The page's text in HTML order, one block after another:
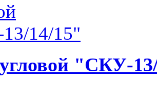
"СКУ-